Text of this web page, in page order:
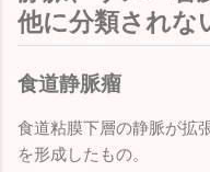
他に分類されな
食道静脈瘤
食道粘膜下層の静脈が拡
を形成したもの。